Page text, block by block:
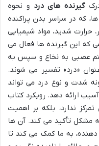
گیرنده های درد و نحوه
که در سراسر بدن پراکنده
حرارت شدید، مواد شیمیایی
که این گیرنده ها فعال می
عصبی به نخاع و سپس به
«درد» تفسیر می شوند.
شدت و نوع درد می تواند
ارائه دهد. رویکرد کتاب
ندارد، بلکه بر اهمیت
مشکل تأکید می کند. آن ها
به ما کمک می کند تا